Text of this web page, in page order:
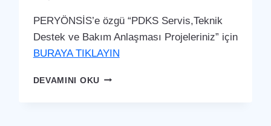
PERYÖNSİS’e özgü “PDKS Servis,Teknik
Destek ve Bakım Anlaşması Projeleriniz” için
BURAYA TIKLAYIN
DEVAMINI OKUBAYAT